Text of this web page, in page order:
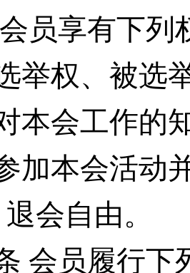
会员享有下列
举权、被选
本会工作的
加本会活动
退会自由。
会员履行下